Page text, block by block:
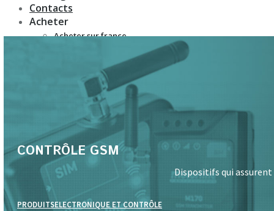
Contacts
Acheter
Acheter sur france-
CONTRÔLE GSM
Dispositifs qui
PRODUITSELECTRONIQUE ET CONTRÔLE